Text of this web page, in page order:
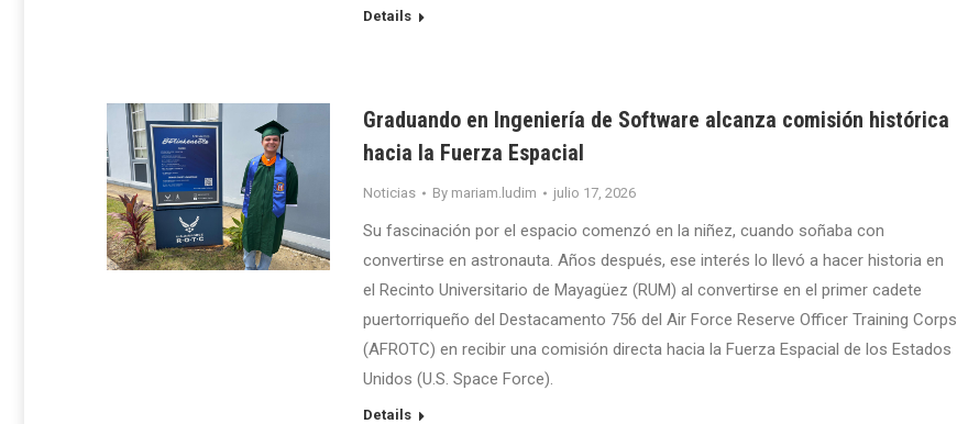
Details
Graduando en Ingeniería de Software alcanza comisión histórica
hacia la Fuerza Espacial
Noticias By mariam.ludim julio 17, 2026
Su fascinación por el espacio comenzó en la niñez, cuando soñaba con
convertirse en astronauta. Años después, ese interés lo llevó a hacer historia en
el Recinto Universitario de Mayagüez (RUM) al convertirse en el primer cadete
puertorriqueño del Destacamento 756 del Air Force Reserve Officer Training Corps
(AFROTC) en recibir una comisión directa hacia la Fuerza Espacial de los Estados
Unidos (U.S. Space Force).
Details